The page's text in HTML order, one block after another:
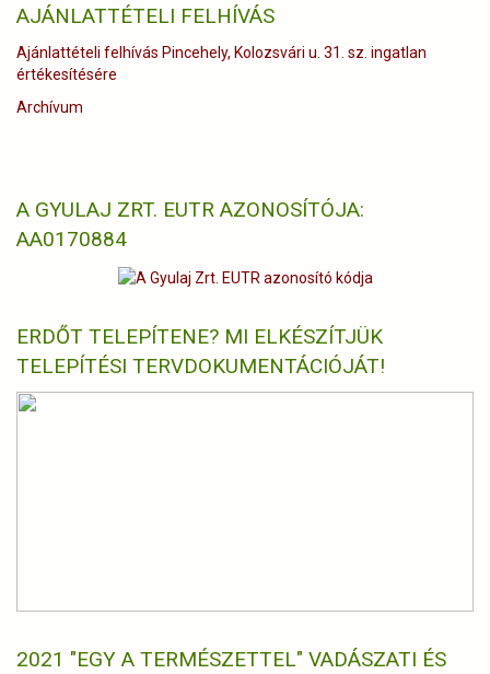
AJÁNLATTÉTELI FELHÍVÁS
Ajánlattételi felhívás Pincehely, Kolozsvári u. 31. sz. ingatlan
értékesítésére
Archívum
A GYULAJ ZRT. EUTR AZONOSÍTÓJA:
AA0170884
ERDŐT TELEPÍTENE? MI ELKÉSZÍTJÜK
TELEPÍTÉSI TERVDOKUMENTÁCIÓJÁT!
2021 "EGY A TERMÉSZETTEL" VADÁSZATI ÉS